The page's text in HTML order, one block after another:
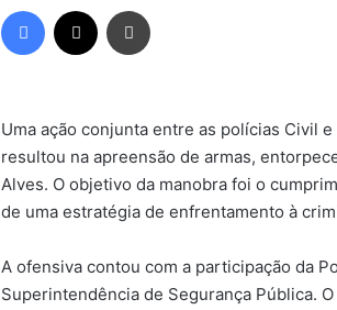
e-
mail
Facebook
Uma ação conjunta entre as polícias Civil
resultou na apreensão de armas,
Alves. O objetivo da manobra foi o
de uma estratégia de enfrentamento à
A ofensiva contou com a participação da
Superintendência de Segurança Pública.